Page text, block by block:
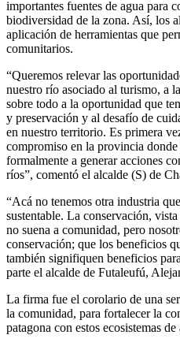
importantes fuentes de agua para
biodiversidad de la zona. Así, los
aplicación de herramientas que
comunitarios.
“Queremos relevar las
nuestro río asociado al turismo, a
sobre todo a la oportunidad que
y preservación y al desafío de
en nuestro territorio. Es primera
compromiso en la provincia donde
formalmente a generar acciones
ríos”, comentó el alcalde (S) de
“Acá no tenemos otra industria
sustentable. La conservación,
no suena a comunidad, pero
conservación; que los beneficios
también signifiquen beneficios
parte el alcalde de Futaleufú,
La firma fue el corolario de una
la comunidad, para fortalecer la
patagona con estos ecosistemas de